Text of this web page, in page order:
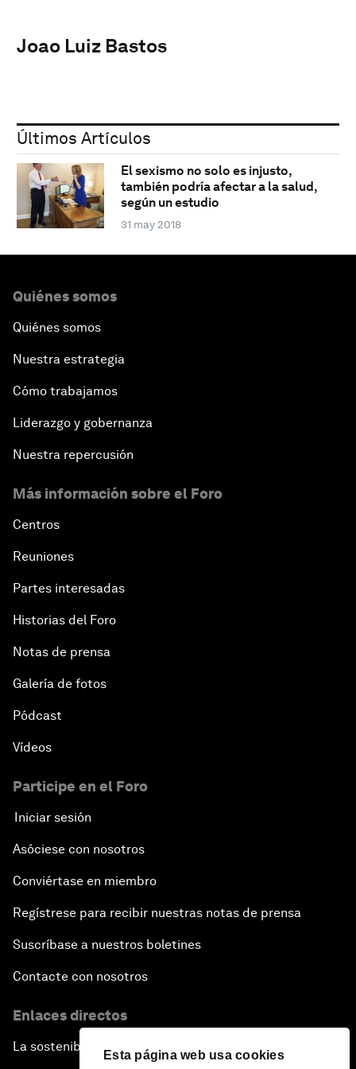
Esta página web usa cookies
Joao Luiz Bastos
Últimos Artículos
El sexismo no solo es injusto,
también podría afectar a la salud,
según un estudio
31 may 2018
Quiénes somos
Quiénes somos
Nuestra estrategia
Cómo trabajamos
Liderazgo y gobernanza
Nuestra repercusión
Más información sobre el Foro
Centros
Reuniones
Partes interesadas
Historias del Foro
Notas de prensa
Galería de fotos
Pódcast
Vídeos
Participe en el Foro
Iniciar sesión
Asóciese con nosotros
Conviértase en miembro
Regístrese para recibir nuestras notas de prensa
Suscríbase a nuestros boletines
Contacte con nosotros
Enlaces directos
La sostenibilidad en el Foro